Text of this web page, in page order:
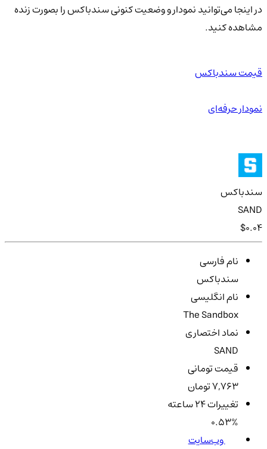
در اینجا می‌توانید نمودار و وضعیت کنونی سندباکس را بصورت زنده
مشاهده کنید.
قیمت سندباکس
نمودار حرفه‌ای
سندباکس
SAND
$0.04
نام فارسی
سندباکس
نام انگلیسی
The Sandbox
نماد اختصاری
SAND
قیمت تومانی
7,763 تومان
تغییرات ۲۴ ساعته
0.53%
وب‌سایت